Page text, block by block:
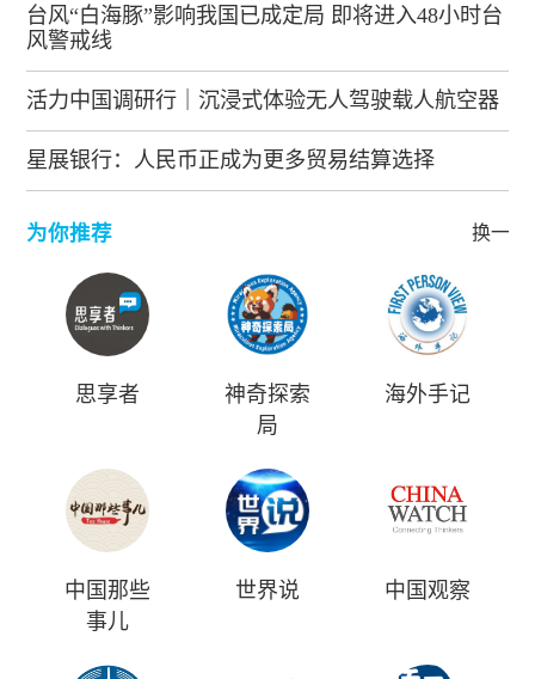
台风“白海豚”影响我国已成定局 即将进入48小时台
风警戒线
活力中国调研行｜沉浸式体验无人驾驶载人航空器
星展银行：人民币正成为更多贸易结算选择
为你推荐 换一批
思享者
神奇探索
局
海外手记
中国那些
事儿
世界说 中国观察